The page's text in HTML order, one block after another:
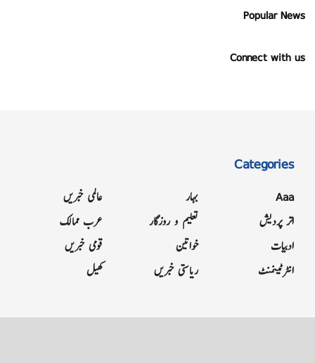
Popular News
Connect with us
Categories
Aaa
اتر پردیش
ادبیات
انٹرٹینمنٹ
بہار
تعلیم و روزگار
خواتین
ریاستی خبریں
عالمی خبریں
عرب ممالک
قومی خبریں
کھیل